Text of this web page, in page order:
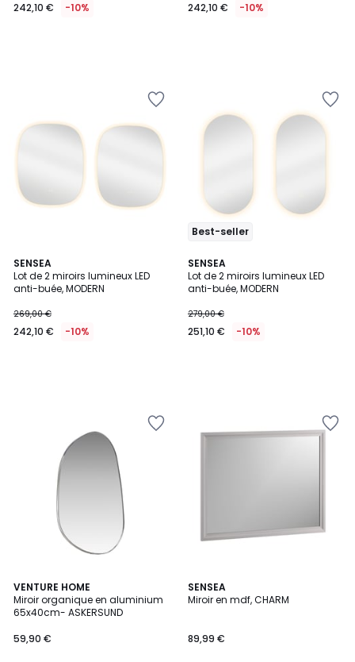
242,10 € -10% 242,10 € -10%
SENSEA
Lot de 2 miroirs lumineux LED
anti-buée, MODERN
269,00 €
242,10 € -10%
Best-seller
SENSEA
Lot de 2 miroirs lumineux LED
anti-buée, MODERN
279,00 €
251,10 € -10%
VENTURE HOME
Miroir organique en aluminium
65x40cm- ASKERSUND
59,90 €
SENSEA
Miroir en mdf, CHARM
89,99 €